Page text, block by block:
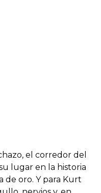
el corredor del
lugar en la historia
de oro. Y para Kurt